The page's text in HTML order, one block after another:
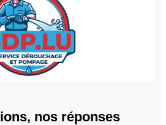
nos réponses